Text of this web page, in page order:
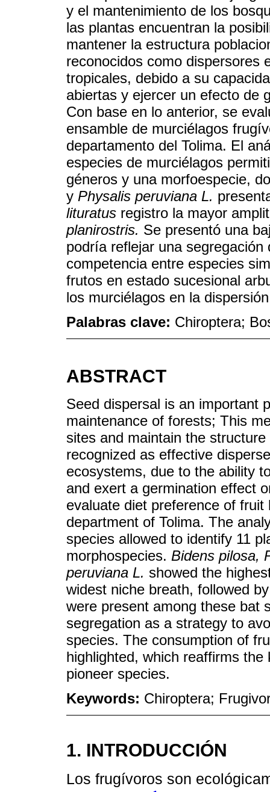
y el mantenimiento de los
las plantas encuentran la
mantener la estructura
reconocidos como dispersores
tropicales, debido a su
abiertas y ejercer un efecto de
Con base en lo anterior, se
ensamble de murciélagos
departamento del Tolima. El
especies de murciélagos
géneros y una morfoespecie,
y Physalis peruviana L.
lituratus registro la mayor
planirostris. Se presentó una
podría reflejar una
competencia entre especies
frutos en estado sucesional
los murciélagos en la
Palabras clave: Chiroptera;
ABSTRACT
Seed dispersal is an important
maintenance of forests; This
sites and maintain the
recognized as effective
ecosystems, due to the ability
and exert a germination effect
evaluate diet preference of
department of Tolima. The
species allowed to identify 11
morphospecies. Bidens pilosa,
peruviana L. showed the
widest niche breath, followed
were present among these bat
segregation as a strategy to
species. The consumption of
highlighted, which reaffirms
pioneer species.
Keywords: Chiroptera;
1. INTRODUCCIÓN
Los frugívoros son